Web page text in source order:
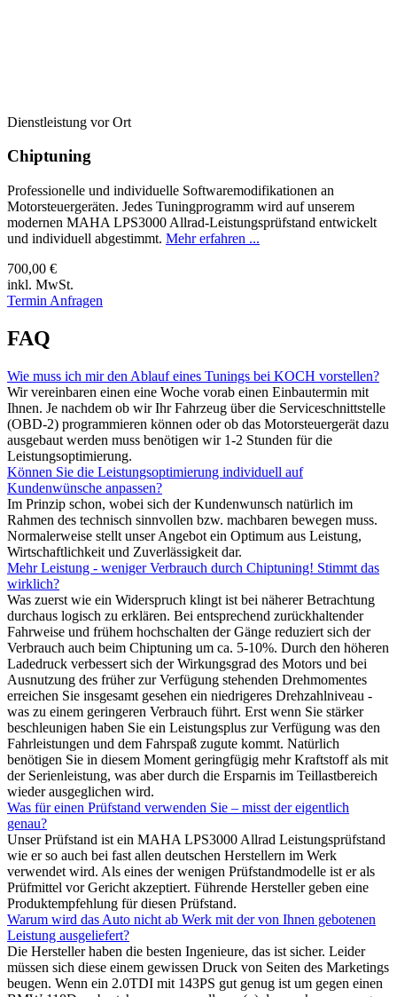
Dienstleistung vor Ort
Chiptuning
Professionelle und individuelle Softwaremodifikationen an
Motorsteuergeräten. Jedes Tuningprogramm wird auf unserem
modernen MAHA LPS3000 Allrad-Leistungsprüfstand entwickelt
und individuell abgestimmt. Mehr erfahren ...
700,00 €
inkl. MwSt.
Termin Anfragen
FAQ
Wie muss ich mir den Ablauf eines Tunings bei KOCH vorstellen?
Wir vereinbaren einen eine Woche vorab einen Einbautermin mit
Ihnen. Je nachdem ob wir Ihr Fahrzeug über die Serviceschnittstelle
(OBD-2) programmieren können oder ob das Motorsteuergerät dazu
ausgebaut werden muss benötigen wir 1-2 Stunden für die
Leistungsoptimierung.
Können Sie die Leistungsoptimierung individuell auf
Kundenwünsche anpassen?
Im Prinzip schon, wobei sich der Kundenwunsch natürlich im
Rahmen des technisch sinnvollen bzw. machbaren bewegen muss.
Normalerweise stellt unser Angebot ein Optimum aus Leistung,
Wirtschaftlichkeit und Zuverlässigkeit dar.
Mehr Leistung - weniger Verbrauch durch Chiptuning! Stimmt das
wirklich?
Was zuerst wie ein Widerspruch klingt ist bei näherer Betrachtung
durchaus logisch zu erklären. Bei entsprechend zurückhaltender
Fahrweise und frühem hochschalten der Gänge reduziert sich der
Verbrauch auch beim Chiptuning um ca. 5-10%. Durch den höheren
Ladedruck verbessert sich der Wirkungsgrad des Motors und bei
Ausnutzung des früher zur Verfügung stehenden Drehmomentes
erreichen Sie insgesamt gesehen ein niedrigeres Drehzahlniveau -
was zu einem geringeren Verbrauch führt. Erst wenn Sie stärker
beschleunigen haben Sie ein Leistungsplus zur Verfügung was den
Fahrleistungen und dem Fahrspaß zugute kommt. Natürlich
benötigen Sie in diesem Moment geringfügig mehr Kraftstoff als mit
der Serienleistung, was aber durch die Ersparnis im Teillastbereich
wieder ausgeglichen wird.
Was für einen Prüfstand verwenden Sie – misst der eigentlich
genau?
Unser Prüfstand ist ein MAHA LPS3000 Allrad Leistungsprüfstand
wie er so auch bei fast allen deutschen Herstellern im Werk
verwendet wird. Als eines der wenigen Prüfstandmodelle ist er als
Prüfmittel vor Gericht akzeptiert. Führende Hersteller geben eine
Produktempfehlung für diesen Prüfstand.
Warum wird das Auto nicht ab Werk mit der von Ihnen gebotenen
Leistung ausgeliefert?
Die Hersteller haben die besten Ingenieure, das ist sicher. Leider
müssen sich diese einem gewissen Druck von Seiten des Marketings
beugen. Wenn ein 2.0TDI mit 143PS gut genug ist um gegen einen